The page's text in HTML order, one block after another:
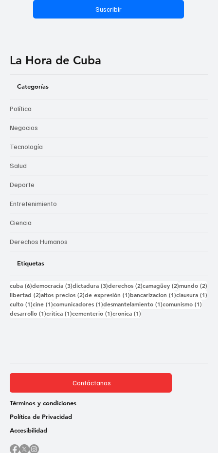
Suscribir
La Hora de Cuba
Categorías
Política
Negocios
Tecnología
Salud
Deporte
Entretenimiento
Ciencia
Derechos Humanos
Etiquetas
cuba (6)6 entradas
democracia (3)3 entradas
dictadura (3)3 entradas
derechos (2)2 entradas
camagüey (2)2 entradas
mundo (2)
libertad (2)2 entradas
altos precios (2)2 entradas
de expresión (1)1 entrada
bancarizacion (1)1 entrada
clausura (1)
culto (1)1 entrada
cine (1)1 entrada
comunicadores (1)1 entrada
desmantelamiento (1)1 entrada
comunismo (1)
desarrollo (1)1 entrada
critica (1)1 entrada
cementerio (1)1 entrada
cronica (1)
Contáctanos
Términos y condiciones
Política de Privacidad
Accesibilidad